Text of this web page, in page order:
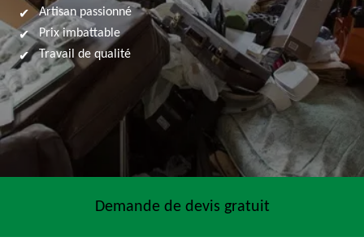
Artisan passionné
Prix imbattable
Travail de qualité
Demande de devis gratuit